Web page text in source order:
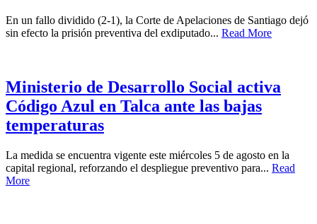
En un fallo dividido (2-1), la Corte de Apelaciones de Santiago dejó
sin efecto la prisión preventiva del exdiputado... Read More
Ministerio de Desarrollo Social activa
Código Azul en Talca ante las bajas
temperaturas
La medida se encuentra vigente este miércoles 5 de agosto en la
capital regional, reforzando el despliegue preventivo para... Read
More